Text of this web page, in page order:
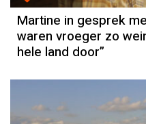
Martine in gesprek
waren vroeger zo
hele land door”